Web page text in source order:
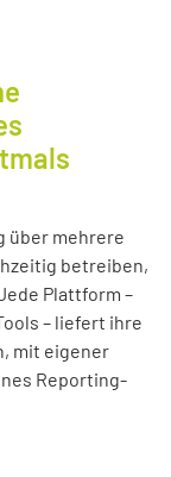
über mehrere
betreiben,
Plattform –
– liefert ihre
mit eigener
Reporting-